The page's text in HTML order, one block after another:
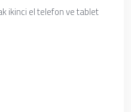
ikinci el telefon ve tablet